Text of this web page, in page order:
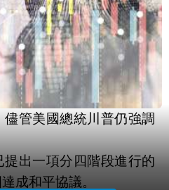
自衛性打擊作為回應。
朗武裝部隊已攻擊位於
，以及當地另一座美軍
襲。
對美伊有望結束持續超
管美國總統川普仍強調
出一項分四階段進行的
成和平協議。